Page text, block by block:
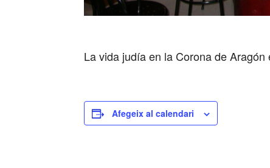
La vida judía en la Corona de Aragón
Afegeix al calendari